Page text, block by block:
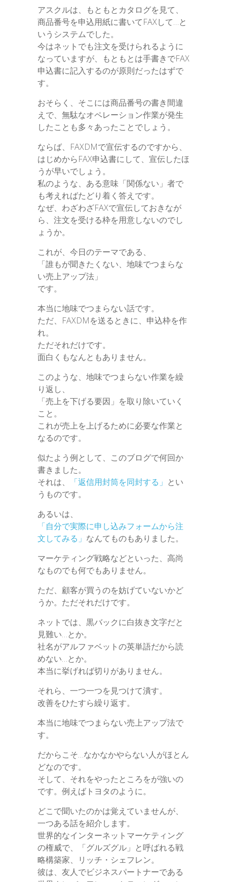
アスクルは、もともとカタログを見て、
商品番号を申込用紙に書いてFAXして…と
いうシステムでした。
今はネットでも注文を受けられるように
なっていますが、もともとは手書きでFAX
申込書に記入するのが原則だったはずで
す。
おそらく、そこには商品番号の書き間違
えで、無駄なオペレーション作業が発生
したことも多々あったことでしょう。
ならば、FAXDMで宣伝するのですから、
はじめからFAX申込書にして、宣伝したほ
うが早いでしょう。
私のような、ある意味「関係ない」者で
も考えればたどり着く答えです。
なぜ、わざわざFAXで宣伝しておきなが
ら、注文を受ける枠を用意しないのでし
ょうか。
これが、今日のテーマである、
「誰もが聞きたくない、地味でつまらな
い売上アップ法」
です。
本当に地味でつまらない話です。
ただ、FAXDMを送るときに、申込枠を作
れ。
ただそれだけです。
面白くもなんともありません。
このような、地味でつまらない作業を繰
り返し、
「売上を下げる要因」を取り除いていく
こと。
これが売上を上げるために必要な作業と
なるのです。
似たよう例として、このブログで何回か
書きました。
それは、
「返信用封筒を同封する」 とい
うものです。
あるいは、
「自分で実際に申し込みフォームから注
文してみる」 なんてものもありました。
マーケティング戦略などといった、高尚
なものでも何でもありません。
ただ、顧客が買うのを妨げていないかど
うか。ただそれだけです。
ネットでは、黒バックに白抜き文字だと
見難い…とか。
社名がアルファベットの英単語だから読
めない…とか。
本当に挙げれば切りがありません。
それら、一つ一つを見つけて潰す。
改善をひたすら繰り返す。
本当に地味でつまらない売上アップ法で
す。
だからこそ…なかなかやらない人がほとん
どなのです。
そして、それをやったところをが強いの
です。例えばトヨタのように。
どこで聞いたのかは覚えていませんが、
一つある話を紹介します。
世界的なインターネットマーケティング
の権威で、「グルズグル」と呼ばれる戦
略構築家、リッチ・シェフレン。
彼は、友人でビジネスパートナーである